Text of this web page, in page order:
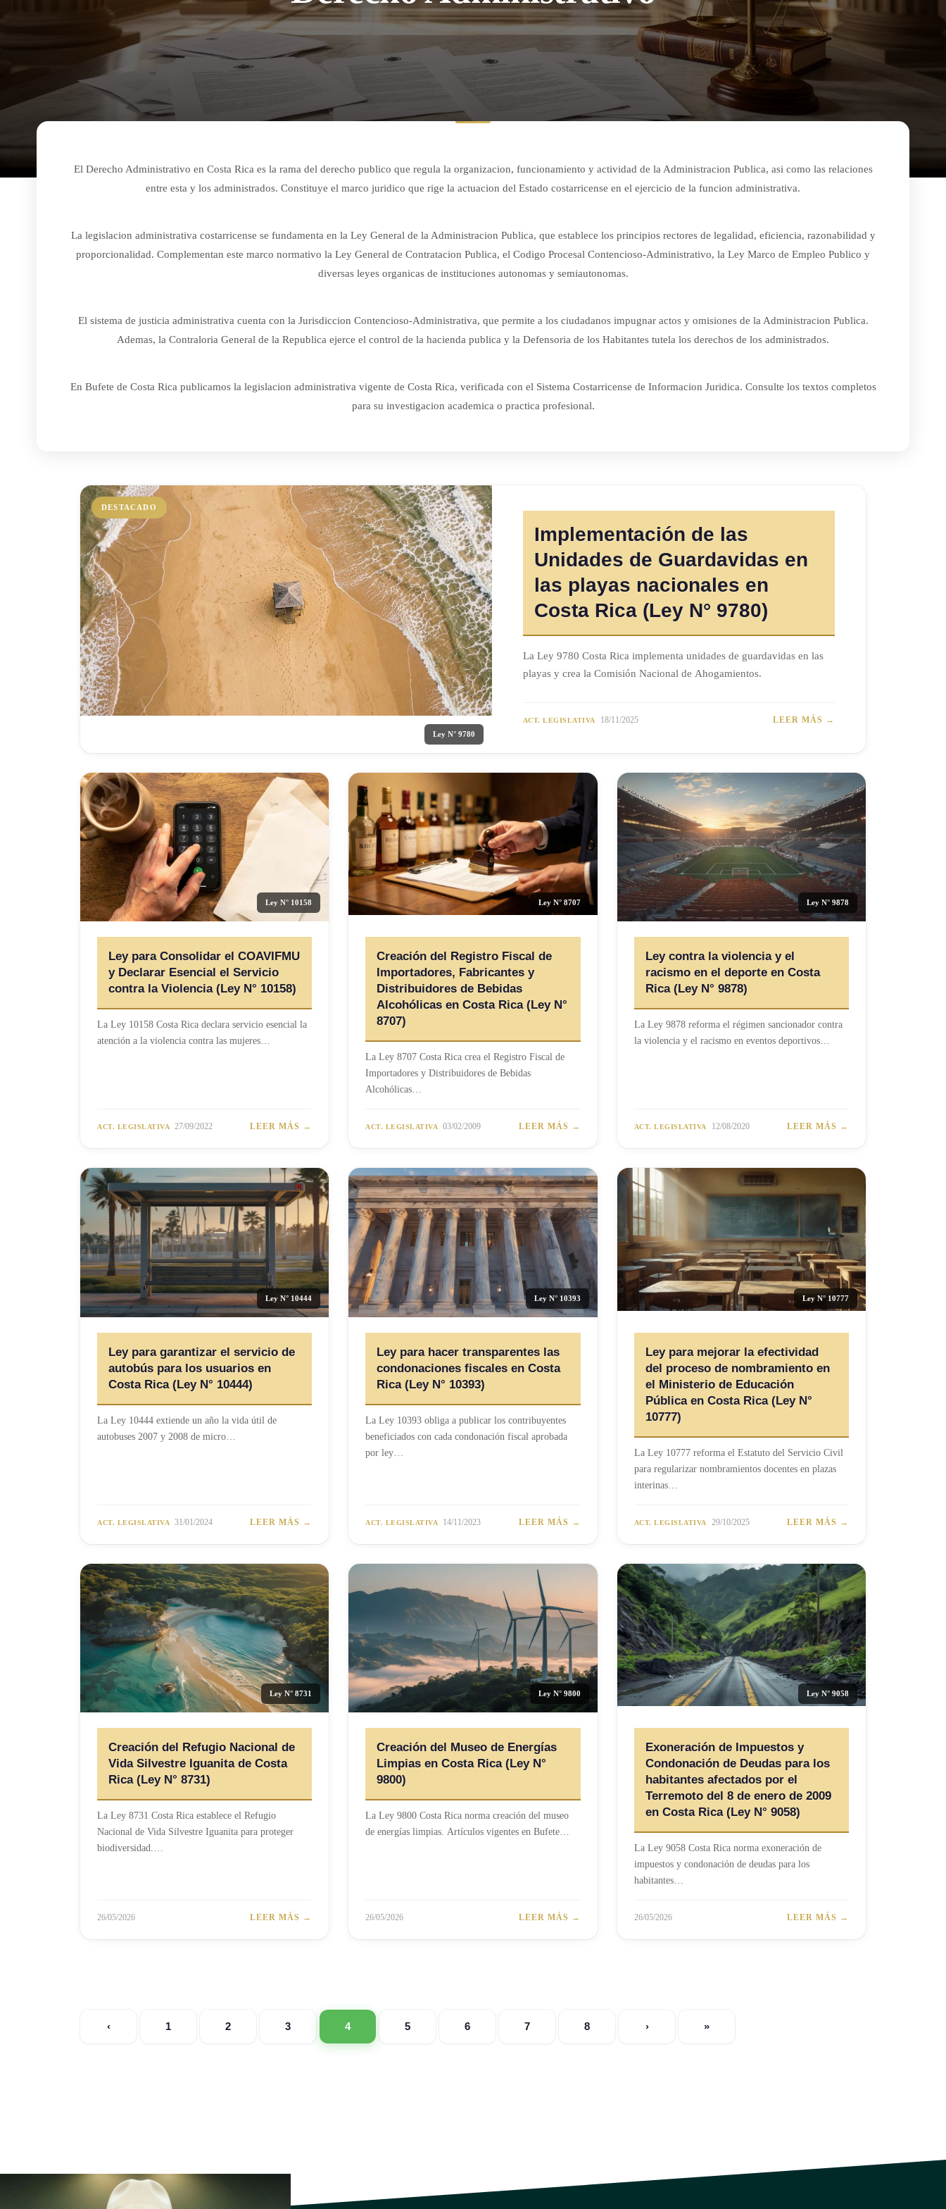
El Derecho Administrativo en Costa Rica es la rama del derecho publico que regula la organizacion, funcionamiento y actividad de la Administracion Publica, asi como las relaciones
entre esta y los administrados. Constituye el marco juridico que rige la actuacion del Estado costarricense en el ejercicio de la funcion administrativa.
La legislacion administrativa costarricense se fundamenta en la Ley General de la Administracion Publica, que establece los principios rectores de legalidad, eficiencia, razonabilidad y
proporcionalidad. Complementan este marco normativo la Ley General de Contratacion Publica, el Codigo Procesal Contencioso-Administrativo, la Ley Marco de Empleo Publico y
diversas leyes organicas de instituciones autonomas y semiautonomas.
El sistema de justicia administrativa cuenta con la Jurisdiccion Contencioso-Administrativa, que permite a los ciudadanos impugnar actos y omisiones de la Administracion Publica.
Ademas, la Contraloria General de la Republica ejerce el control de la hacienda publica y la Defensoria de los Habitantes tutela los derechos de los administrados.
En Bufete de Costa Rica publicamos la legislacion administrativa vigente de Costa Rica, verificada con el Sistema Costarricense de Informacion Juridica. Consulte los textos completos
para su investigacion academica o practica profesional.
DESTACADO
Ley N° 9780
Implementación de las
Unidades de Guardavidas en
las playas nacionales en
Costa Rica (Ley N° 9780)
La Ley 9780 Costa Rica implementa unidades de guardavidas en las
playas y crea la Comisión Nacional de Ahogamientos.
ACT. LEGISLATIVA 18/11/2025 LEER MÁS →
Ley N° 10158
Ley para Consolidar el COAVIFMU
y Declarar Esencial el Servicio
contra la Violencia (Ley N° 10158)
La Ley 10158 Costa Rica declara servicio esencial la
atención a la violencia contra las mujeres…
ACT. LEGISLATIVA 27/09/2022 LEER MÁS →
Ley N° 8707
Creación del Registro Fiscal de
Importadores, Fabricantes y
Distribuidores de Bebidas
Alcohólicas en Costa Rica (Ley N°
8707)
La Ley 8707 Costa Rica crea el Registro Fiscal de
Importadores y Distribuidores de Bebidas
Alcohólicas…
ACT. LEGISLATIVA 03/02/2009 LEER MÁS →
Ley N° 9878
Ley contra la violencia y el
racismo en el deporte en Costa
Rica (Ley N° 9878)
La Ley 9878 reforma el régimen sancionador contra
la violencia y el racismo en eventos deportivos…
ACT. LEGISLATIVA 12/08/2020 LEER MÁS →
Ley N° 10444
Ley para garantizar el servicio de
autobús para los usuarios en
Costa Rica (Ley N° 10444)
La Ley 10444 extiende un año la vida útil de
autobuses 2007 y 2008 de micro…
ACT. LEGISLATIVA 31/01/2024 LEER MÁS →
Ley N° 10393
Ley para hacer transparentes las
condonaciones fiscales en Costa
Rica (Ley N° 10393)
La Ley 10393 obliga a publicar los contribuyentes
beneficiados con cada condonación fiscal aprobada
por ley…
ACT. LEGISLATIVA 14/11/2023 LEER MÁS →
Ley N° 10777
Ley para mejorar la efectividad
del proceso de nombramiento en
el Ministerio de Educación
Pública en Costa Rica (Ley N°
10777)
La Ley 10777 reforma el Estatuto del Servicio Civil
para regularizar nombramientos docentes en plazas
interinas…
ACT. LEGISLATIVA 29/10/2025 LEER MÁS →
Ley N° 8731
Creación del Refugio Nacional de
Vida Silvestre Iguanita de Costa
Rica (Ley N° 8731)
La Ley 8731 Costa Rica establece el Refugio
Nacional de Vida Silvestre Iguanita para proteger
biodiversidad.…
26/05/2026 LEER MÁS →
Ley N° 9800
Creación del Museo de Energías
Limpias en Costa Rica (Ley N°
9800)
La Ley 9800 Costa Rica norma creación del museo
de energías limpias. Artículos vigentes en Bufete…
26/05/2026 LEER MÁS →
Ley N° 9058
Exoneración de Impuestos y
Condonación de Deudas para los
habitantes afectados por el
Terremoto del 8 de enero de 2009
en Costa Rica (Ley N° 9058)
La Ley 9058 Costa Rica norma exoneración de
impuestos y condonación de deudas para los
habitantes…
26/05/2026 LEER MÁS →
‹ 1 2 3 4 5 6 7 8 › »